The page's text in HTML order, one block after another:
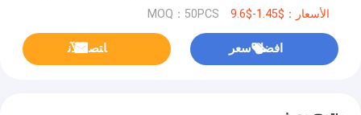
المجوهرات
الأسعار：$1.45-$9.6 MOQ：50PCS
افضل سعر ﺎﺘﺼﻟ ﺍﻶﻧ